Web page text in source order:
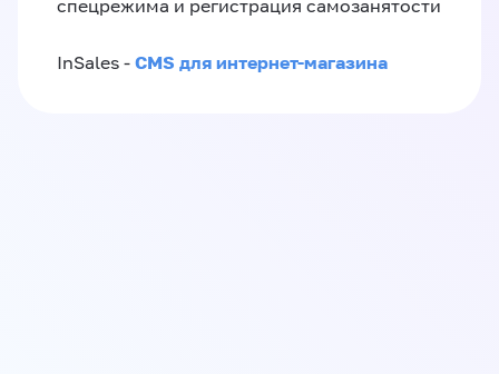
спецрежима и регистрация самозанятости
InSales - CMS для интернет-магазина